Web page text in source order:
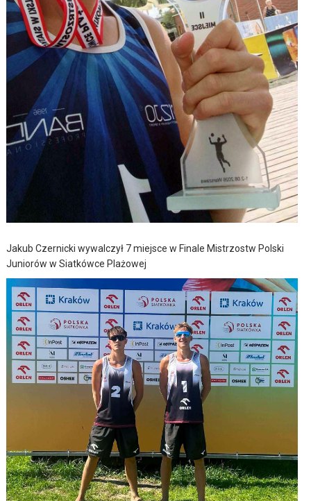
Jakub Czernicki wywalczył 7 miejsce w Finale Mistrzostw Polski
Juniorów w Siatkówce Plażowej